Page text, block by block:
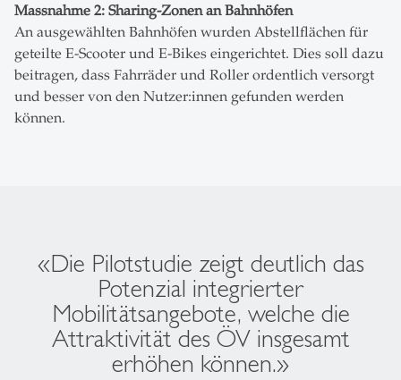
Massnahme 2: Sharing-Zonen an Bahnhöfen
An ausgewählten Bahnhöfen wurden Abstellflächen für
geteilte E-Scooter und E-Bikes eingerichtet. Dies soll dazu
beitragen, dass Fahrräder und Roller ordentlich versorgt
und besser von den Nutzer:innen gefunden werden
können.
«Die Pilotstudie zeigt deutlich das
Potenzial integrierter
Mobilitätsangebote, welche die
Attraktivität des ÖV insgesamt
erhöhen können.»